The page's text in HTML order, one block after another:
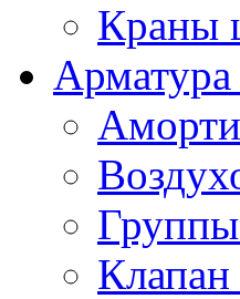
Краны
Арматура
Группы